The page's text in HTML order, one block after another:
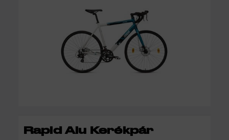
RÉSZLETEK
Rapid Alu Kerékpár